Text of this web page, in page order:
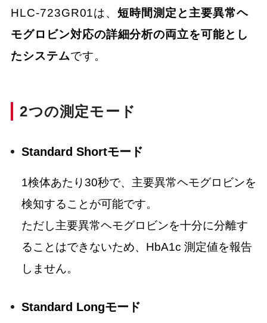
HLC-723GR01は、短時間測定と主要異常ヘ
モグロビン対応の詳細分析の両立を可能とし
たシステムです。
2つの測定モード
Standard Shortモード
1検体あたり30秒で、主要異常ヘモグロビンを
検知することが可能です。
ただし主要異常ヘモグロビンを十分に分離す
ることはできないため、HbA1c 測定値を報告
しません。
Standard Longモード